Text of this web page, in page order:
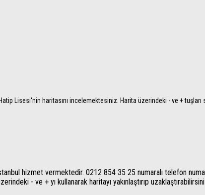
Lisesi'nin haritasını incelemektesiniz. Harita üzerindeki - ve + tuşları
hizmet vermektedir. 0212 854 35 25 numaralı telefon
- ve + yı kullanarak haritayı yakınlaştırıp